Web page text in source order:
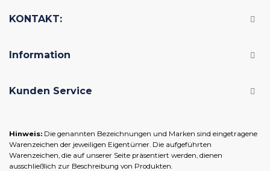
KONTAKT:
Information
Kunden Service
Hinweis: Die genannten Bezeichnungen und Marken sind eingetragene
Warenzeichen der jeweiligen Eigentümer. Die aufgeführten
Warenzeichen, die auf unserer Seite präsentiert werden, dienen
ausschließlich zur Beschreibung von Produkten.